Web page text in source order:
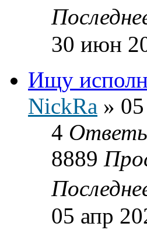
30 июн
Ищу
NickRa »
4
8889
05 апр